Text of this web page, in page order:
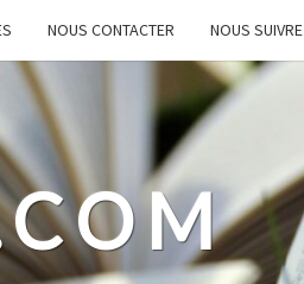
NOUS CONTACTER NOUS SUIVRE